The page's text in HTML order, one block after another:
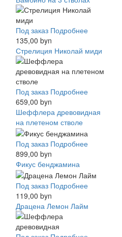
Под заказ Подробнее
135,00 byn
Стрелиция Николай миди
Под заказ Подробнее
659,00 byn
Шеффлера древовидная
на плетеном стволе
Под заказ Подробнее
899,00 byn
Фикус бенджамина
Под заказ Подробнее
119,00 byn
Драцена Лемон Лайм